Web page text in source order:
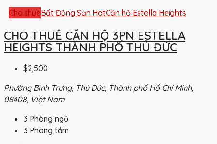
Cho thuêBất Động Sản HotCăn hộ Estella Heights
CHO THUÊ CĂN HỘ 3PN ESTELLA
HEIGHTS THÀNH PHỐ THỦ ĐỨC
$2,500
Phường Bình Trưng, Thủ Đức, Thành phố Hồ Chí Minh,
08408, Việt Nam
3 Phòng ngủ
3 Phòng tắm